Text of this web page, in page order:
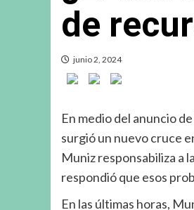
de
junio 2, 2024
En medio del anuncio
surgió un nuevo cruce
Muniz responsabiliza a
respondió que esos
En las últimas horas,